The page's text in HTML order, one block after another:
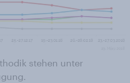
stehen unter